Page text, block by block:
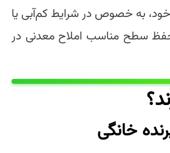
خود، به خصوص در شرایط کم‌آبی یا
سطح مناسب املاح معدنی در
خانگی